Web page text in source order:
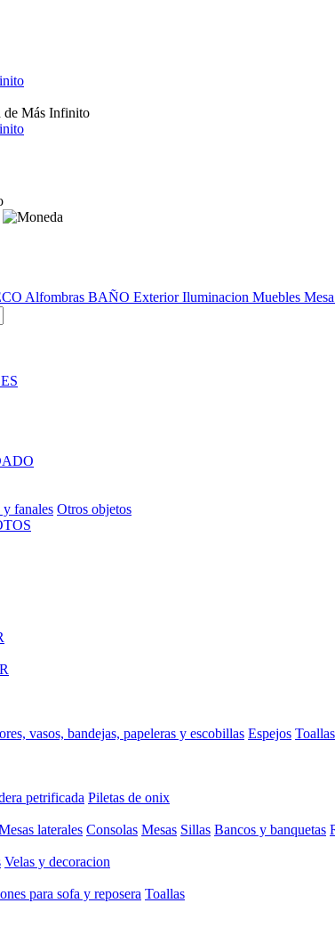
Alfombras BAÑO ExteriorIluminacion Muebles
y fanales Otros objetos
vasos, bandejas, papeleras y escobillas Espejos
petrificada Piletas de onix
laterales Consolas Mesas Sillas Bancos y banquetas
Velas y decoracion
para sofa y reposera Toallas